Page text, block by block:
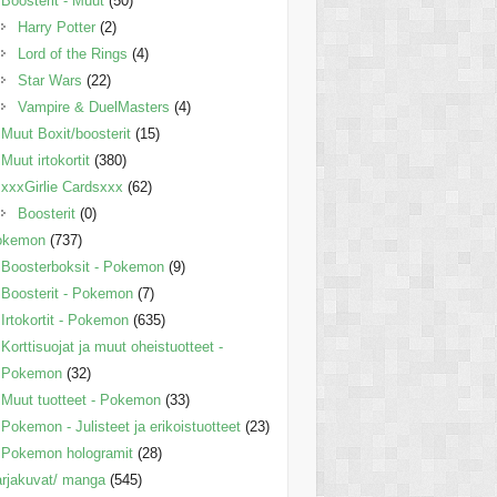
Harry Potter (2)
Lord of the Rings (4)
Star Wars (22)
Vampire & DuelMasters (4)
Muut Boxit/boosterit (15)
Muut irtokortit (380)
xxxGirlie Cardsxxx (62)
Boosterit (0)
(737)
Boosterboksit - Pokemon (9)
Boosterit - Pokemon (7)
Irtokortit - Pokemon (635)
Korttisuojat ja muut oheistuotteet -
Pokemon (32)
Muut tuotteet - Pokemon (33)
Pokemon - Julisteet ja erikoistuotteet (23)
Pokemon hologramit (28)
manga (545)